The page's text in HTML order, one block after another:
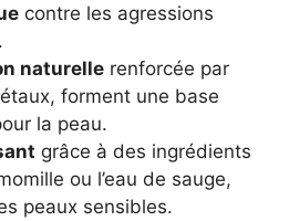
contre les agressions
naturelle renforcée par
forment une base
la peau.
grâce à des ingrédients
ou l’eau de sauge,
peaux sensibles.